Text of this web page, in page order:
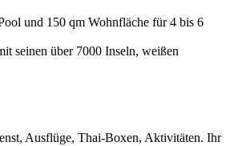
und 150 qm Wohnfläche für 4 bis 6
seinen über 7000 Inseln, weißen
Ausflüge, Thai-Boxen, Aktivitäten. Ihr